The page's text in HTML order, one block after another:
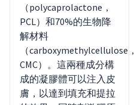
（polycaprolactone，
PCL）和70%的生物降
解材料
（carboxymethylcellulose，
CMC）。這兩種成分構
成的凝膠體可以注入皮
膚，以達到填充和提拉